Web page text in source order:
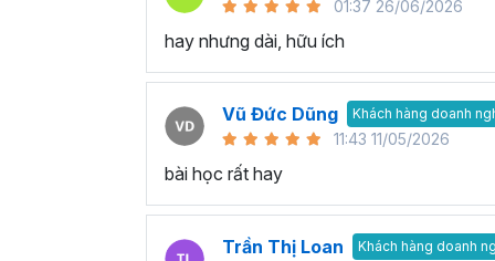
01:37 26/06/2026
hay nhưng dài, hữu ích
Vũ Đức Dũng Khách hàng doanh
11:43 11/05/2026
bài học rất hay
Trần Thị Loan Khách hàng doanh